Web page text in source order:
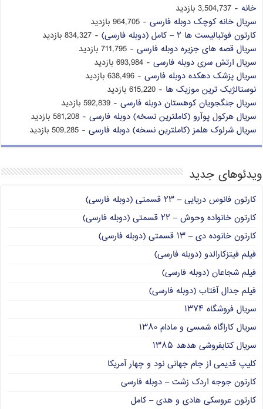
خانه - 3,504,737 بازدید
سریال خانه کوچک دوبله فارسی - 964,705 بازدید
کارتون فوتبالیست ها ۲ – کامل (دوبله فارسی)
- 834,327 بازدید
سریال قصه های جزیره دوبله فارسی - 711,795 بازدید
سریال ارتش سری دوبله فارسی - 693,984 بازدید
سریال پزشک دهکده دوبله فارسی - 638,496 بازدید
نوستالژیک ترین موزیک ها - 615,220 بازدید
سریال جنگجویان کوهستان دوبله فارسی - 592,839 بازدید
سریال هرکول پوآرو (کاملترین نسخه) دوبله فارسی - 581,208 بازدید
سریال شرلوک هلمز (کاملترین نسخه) دوبله فارسی - 509,285 بازدید
ویدئوهای جدید
کارتون فانوس دریایی – ۲۳ قسمتی (دوبله فارسی)
کارتون خانواده وحوش – ۲۲ قسمتی (دوبله فارسی)
کارتون خانوده دی – ۱۳ قسمتی (دوبله فارسی)
فیلم فیتزکارالدو (دوبله فارسی)
فیلم شجاعان (دوبله فارسی)
فیلم جدال آفتاب (دوبله فارسی)
سریال فروشگاه ۱۳۷۴
سریال کاراگاه شمسی و مادام ۱۳۸۰
سریال کتابفروشی هدهد ۱۳۸۵
کلیپ قدیمی از جام جهانی نود و چهار آمریکا
کارتون جوجه اردک زشت – دوبله فارسی
کارتون عروسکی هادی و هدی – کامل